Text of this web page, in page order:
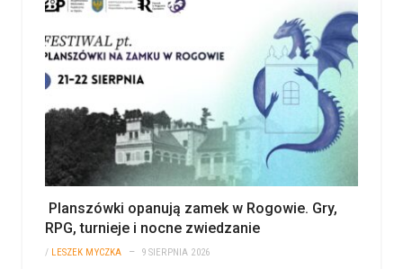
Planszówki opanują zamek w Rogowie. Gry,
RPG, turnieje i nocne zwiedzanie
/ LESZEK MYCZKA 9 SIERPNIA 2026